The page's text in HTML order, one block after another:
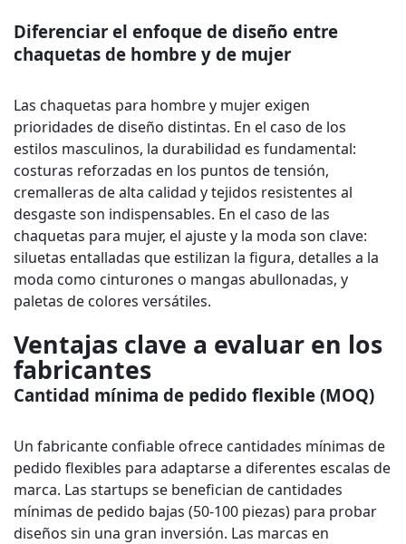
Diferenciar el enfoque de diseño entre
chaquetas de hombre y de mujer
Las chaquetas para hombre y mujer exigen
prioridades de diseño distintas. En el caso de los
estilos masculinos, la durabilidad es fundamental:
costuras reforzadas en los puntos de tensión,
cremalleras de alta calidad y tejidos resistentes al
desgaste son indispensables. En el caso de las
chaquetas para mujer, el ajuste y la moda son clave:
siluetas entalladas que estilizan la figura, detalles a la
moda como cinturones o mangas abullonadas, y
paletas de colores versátiles.
Ventajas clave a evaluar en los
fabricantes
Cantidad mínima de pedido flexible (MOQ)
Un fabricante confiable ofrece cantidades mínimas de
pedido flexibles para adaptarse a diferentes escalas de
marca. Las startups se benefician de cantidades
mínimas de pedido bajas (50-100 piezas) para probar
diseños sin una gran inversión. Las marcas en